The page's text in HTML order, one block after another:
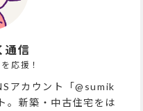
通信
応援！
アカウント「@sumik
新築・中古住宅をは